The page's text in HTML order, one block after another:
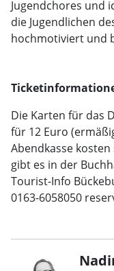
Jugendchores und
die Jugendlichen
hochmotiviert und
Die Karten für das
für 12 Euro
Abendkasse kosten
gibt es in der
Tourist-Info
0163-6058050